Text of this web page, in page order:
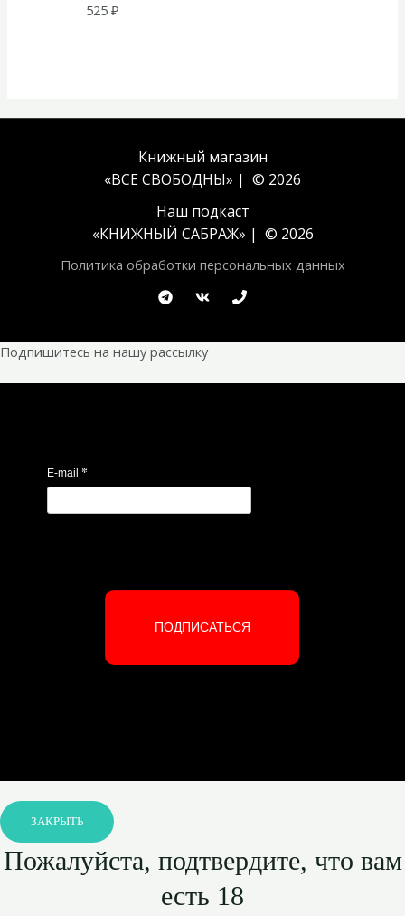
525₽
Книжный магазин
«ВСЕ СВОБОДНЫ» | © 2026
Наш подкаст
«КНИЖНЫЙ САБРАЖ» | © 2026
Политика обработки персональных данных
Подпишитесь на нашу рассылку
E-mail *
ПОДПИСАТЬСЯ
ЗАКРЫТЬ
Пожалуйста, подтвердите, что вам
есть 18